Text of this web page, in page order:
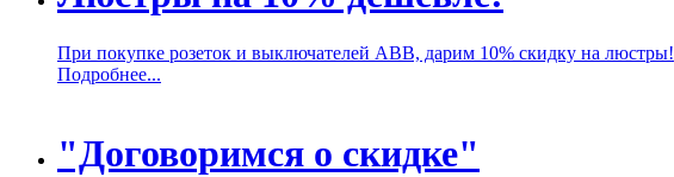
При покупке розеток и выключателей ABB, дарим 10% скидку на люстры!
Подробнее...
"Договоримся о скидке"